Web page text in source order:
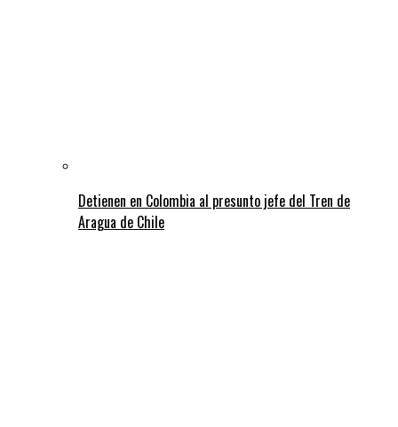
Detienen en Colombia al presunto jefe del Tren de
Aragua de Chile